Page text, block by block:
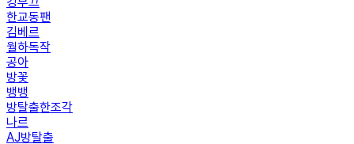
한교동팬
김베르
월하독작
공아
방꽃
뱅뱅
방탈출한조각
나르
AJ방탈출